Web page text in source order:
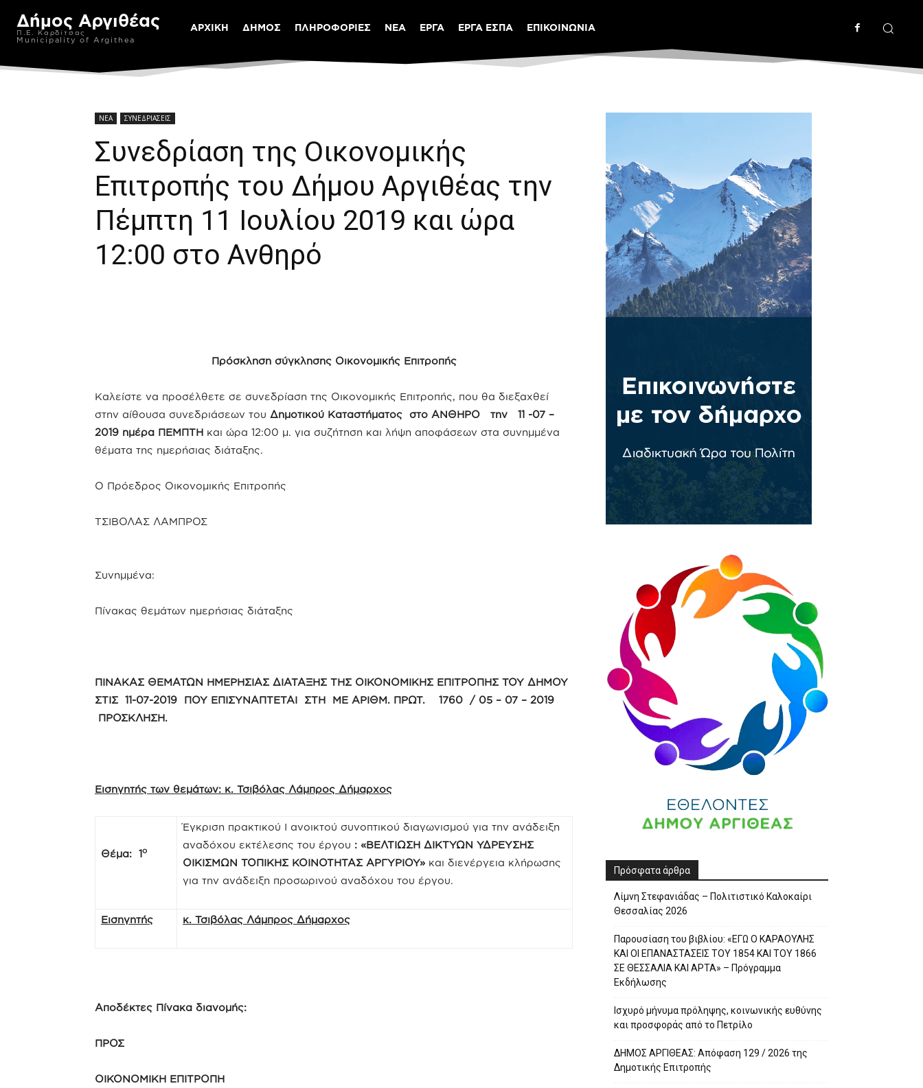
Δήμος Αργιθέας
Π.Ε. Καρδίτσας
Municipality of Argithea
ΑΡΧΙΚΗ ΔΗΜΟΣ ΠΛΗΡΟΦΟΡΙΕΣ ΝΕΑ ΕΡΓΑ ΕΡΓΑ ΕΣΠΑ ΕΠΙΚΟΙΝΩΝΙΑ
ΝΕΑ ΣΥΝΕΔΡΙΑΣΕΙΣ
Συνεδρίαση της Οικονομικής
Επιτροπής του Δήμου Αργιθέας την
Πέμπτη 11 Ιουλίου 2019 και ώρα
12:00 στο Ανθηρό
Πρόσκληση σύγκλησης Οικονομικής Επιτροπής
Καλείστε να προσέλθετε σε συνεδρίαση της Οικονομικής Επιτροπής, που θα διεξαχθεί
στην αίθουσα συνεδριάσεων του Δημοτικού Καταστήματος στο ΑΝΘΗΡΟ την 11 -07 –
2019 ημέρα ΠΕΜΠΤΗ και ώρα 12:00 μ. για συζήτηση και λήψη αποφάσεων στα συνημμένα
θέματα της ημερήσιας διάταξης.
Ο Πρόεδρος Οικονομικής Επιτροπής
ΤΣΙΒΟΛΑΣ ΛΑΜΠΡΟΣ
Συνημμένα:
Πίνακας θεμάτων ημερήσιας διάταξης
ΠΙΝΑΚΑΣ ΘΕΜΑΤΩΝ ΗΜΕΡΗΣΙΑΣ ΔΙΑΤΑΞΗΣ ΤΗΣ ΟΙΚΟΝΟΜΙΚΗΣ ΕΠΙΤΡΟΠΗΣ ΤΟΥ ΔΗΜΟΥ
ΣΤΙΣ 11-07-2019 ΠΟΥ ΕΠΙΣΥΝΑΠΤΕΤΑΙ ΣΤΗ ΜΕ ΑΡΙΘΜ. ΠΡΩΤ. 1760 / 05 – 07 – 2019
ΠΡΟΣΚΛΗΣΗ.
Εισηγητής των θεμάτων: κ. Τσιβόλας Λάμπρος Δήμαρχος
Θέμα: 1ο
Έγκριση πρακτικού Ι ανοικτού συνοπτικού διαγωνισμού για την ανάδειξη
αναδόχου εκτέλεσης του έργου : «ΒΕΛΤΙΩΣΗ ΔΙΚΤΥΩΝ ΥΔΡΕΥΣΗΣ
ΟΙΚΙΣΜΩΝ ΤΟΠΙΚΗΣ ΚΟΙΝΟΤΗΤΑΣ ΑΡΓΥΡΙΟΥ» και διενέργεια κλήρωσης
για την ανάδειξη προσωρινού αναδόχου του έργου.
Εισηγητής κ. Τσιβόλας Λάμπρος Δήμαρχος
Αποδέκτες Πίνακα διανομής:
ΠΡΟΣ
ΟΙΚΟΝΟΜΙΚΗ ΕΠΙΤΡΟΠΗ
Πρόσφατα άρθρα
Λίμνη Στεφανιάδας – Πολιτιστικό Καλοκαίρι
Θεσσαλίας 2026
Παρουσίαση του βιβλίου: «ΕΓΩ Ο ΚΑΡΑΟΥΛΗΣ
ΚΑΙ ΟΙ ΕΠΑΝΑΣΤΑΣΕΙΣ ΤΟΥ 1854 ΚΑΙ ΤΟΥ 1866
ΣΕ ΘΕΣΣΑΛΙΑ ΚΑΙ ΑΡΤΑ» – Πρόγραμμα
Εκδήλωσης
Ισχυρό μήνυμα πρόληψης, κοινωνικής ευθύνης
και προσφοράς από το Πετρίλο
ΔΗΜΟΣ ΑΡΓΙΘΕΑΣ: Απόφαση 129 / 2026 της
Δημοτικής Επιτροπής